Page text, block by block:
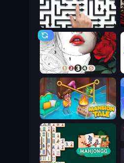
Arrow Escape: Puzzle
Numicolor
Mansion Tale: Merge Secrets